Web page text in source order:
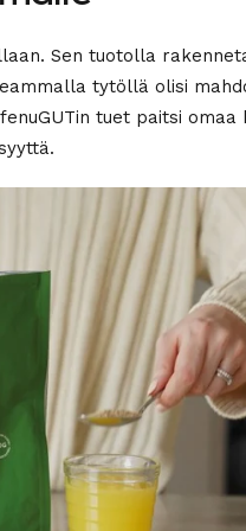
Sen tuotolla
tytöllä olisi
tuet paitsi omaa